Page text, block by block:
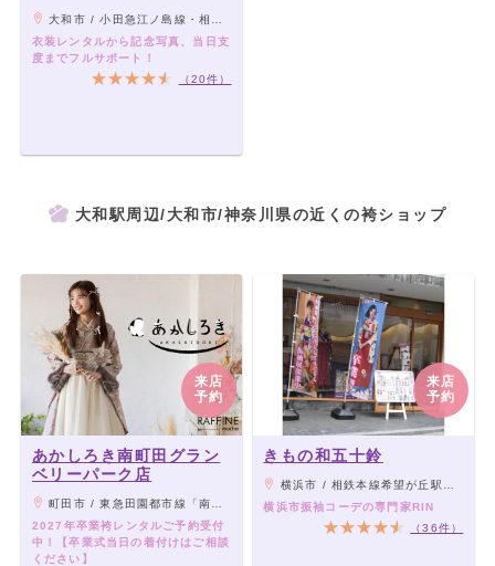
大和市 / 小田急江ノ島線・相鉄本線『大和駅』直結
衣装レンタルから記念写真、当日支
度までフルサポート！
（20件）
大和駅周辺/大和市/神奈川県の近くの袴ショップ
来店
予約
あかしろき南町田グラン
ベリーパーク店
町田市 / 東急田園都市線「南町田グランベリーパーク駅」直結
2027年卒業袴レンタルご予約受付
中！【卒業式当日の着付けはご相談
ください】
来店
予約
きもの和五十鈴
横浜市 / 相鉄本線希望が丘駅徒歩2分
横浜市振袖コーデの専門家RIN
（36件）